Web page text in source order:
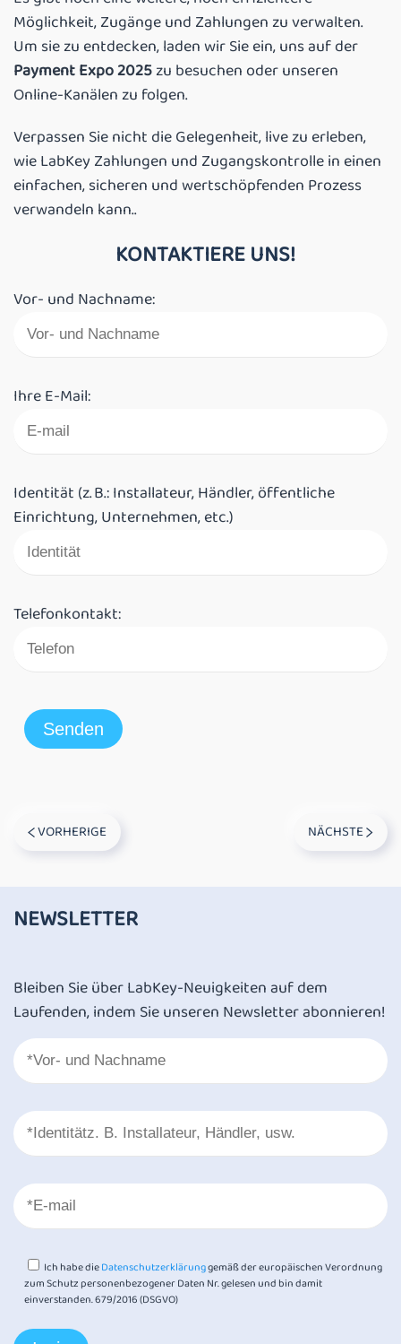
Möglichkeit, Zugänge und Zahlungen zu verwalten.
Um sie zu entdecken, laden wir Sie ein, uns auf der
Payment Expo 2025zu besuchen oder unseren
Online-Kanälen zu folgen.
Verpassen Sie nicht die Gelegenheit, live zu erleben,
wie LabKey Zahlungen und Zugangskontrolle in einen
einfachen, sicheren und wertschöpfenden Prozess
verwandeln kann..
KONTAKTIERE UNS!
Vor- und Nachname:
Ihre E-Mail:
Identität (z. B.: Installateur, Händler, öffentliche
Einrichtung, Unternehmen, etc.)
Telefonkontakt:
VORHERIGE NÄCHSTE
NEWSLETTER
Bleiben Sie über LabKey-Neuigkeiten auf dem
Laufenden, indem Sie unseren Newsletter abonnieren!
Ich habe dieDatenschutzerklärunggemäß der europäischen Verordnung
zum Schutz personenbezogener Daten Nr. gelesen und bin damit
einverstanden. 679/2016 (DSGVO)